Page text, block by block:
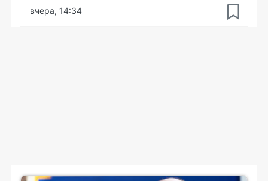
вчера, 14:34